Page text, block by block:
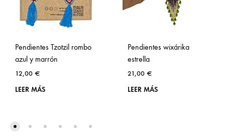
Pendientes Tzotzil rombo
azul y marrón
12,00 €
LEER MÁS
Pendientes wixárika
estrella
21,00 €
LEER MÁS